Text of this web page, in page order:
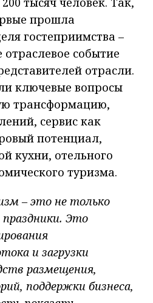
прошла
гостеприимства –
событие
отрасли.
ключевые вопросы
трансформацию,
сервис как
потенциал,
кухни, отельного
туризма.
– это не только
Это
и загрузки
размещения,
поддержки бизнеса,